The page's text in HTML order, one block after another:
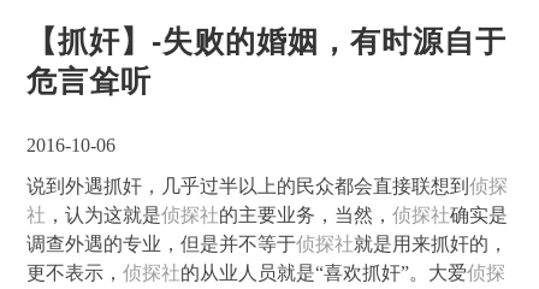
【抓奸】-失败的婚姻，有时源自于
危言耸听
2016-10-06
说到外遇抓奸，几乎过半以上的民众都会直接联想到侦探
社 ，认为这就是侦探社的主要业务，当然，侦探社确实是
调查外遇的专业，但是并不等于侦探社就是用来抓奸的，
更不表示，侦探社的从业人员就是“喜欢抓奸”。大爱侦探